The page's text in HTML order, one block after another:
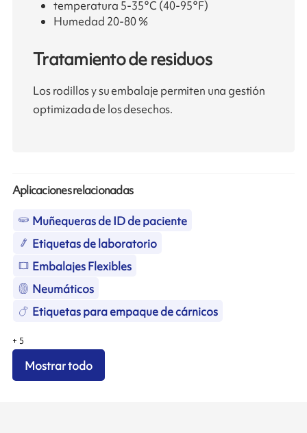
temperatura 5-35°C (40-95°F)
Humedad 20-80 %
Tratamiento de residuos
Los rodillos y su embalaje permiten una gestión
optimizada de los desechos.
Aplicaciones relacionadas
Muñequeras de ID de paciente
Etiquetas de laboratorio
Embalajes Flexibles
Neumáticos
Etiquetas para empaque de cárnicos
+ 5
Mostrar todo